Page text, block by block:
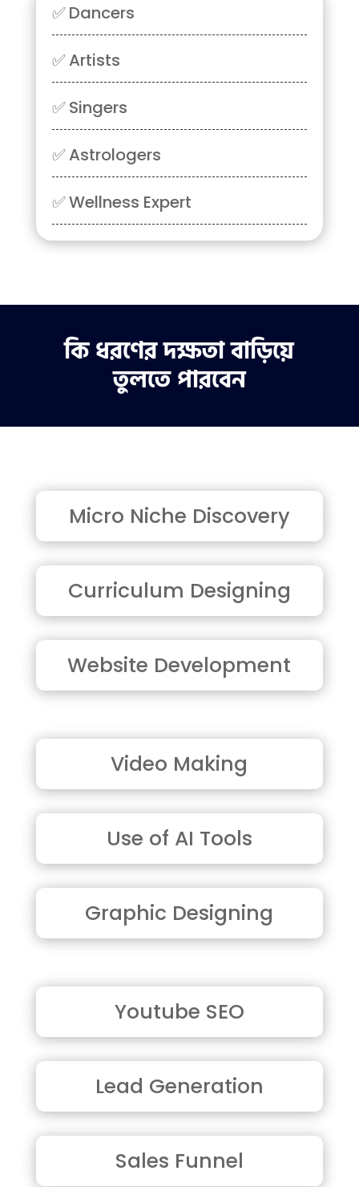
✅Dancers
✅Artists
✅Singers
✅Astrologers
✅Wellness Expert
কি ধরণের দক্ষতা বাড়িয়ে
তুলতে পারবেন
Micro Niche Discovery
Curriculum Designing
Website Development
Video Making
Use of AI Tools
Graphic Designing
Youtube SEO
Lead Generation
Sales Funnel